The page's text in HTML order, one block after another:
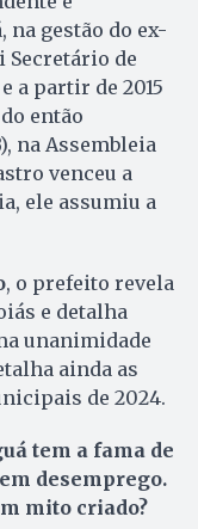
na gestão do ex-
Secretário de
a partir de 2015
então
na Assembleia
venceu a
ele assumiu a
, o prefeito revela
e detalha
unanimidade
ainda as
de 2024.
tem a fama de
desemprego.
mito criado?